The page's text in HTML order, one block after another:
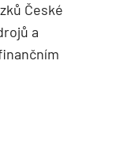
České
a